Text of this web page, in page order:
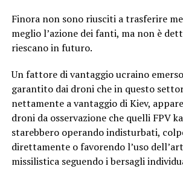
Finora non sono riusciti a trasferire
meglio l’azione dei fanti, ma non è
riescano in futuro.
Un fattore di vantaggio ucraino
garantito dai droni che in questo
nettamente a vantaggio di Kiev,
droni da osservazione che quelli FPV
starebbero operando indisturbati,
direttamente o favorendo l’uso
missilistica seguendo i bersagli